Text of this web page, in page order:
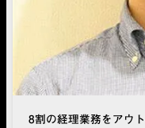
8割の経理業務をアウ